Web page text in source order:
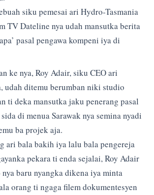
siku pemesai ari Hydro-Tasmania
TV Dateline nya udah mansutka berita
pasal pengawa kompeni iya di
ke nya, Roy Adair, siku CEO ari
udah ditemu berumban niki studio
ti deka mansutka jaku penerang pasal
di menua Sarawak nya semina nyadi
ba projek aja.
ari bala bakih iya lalu bala pengereja
pekara ti enda sejalai, Roy Adair
baru nyangka dikena iya minta
orang ti ngaga filem dokumentesyen